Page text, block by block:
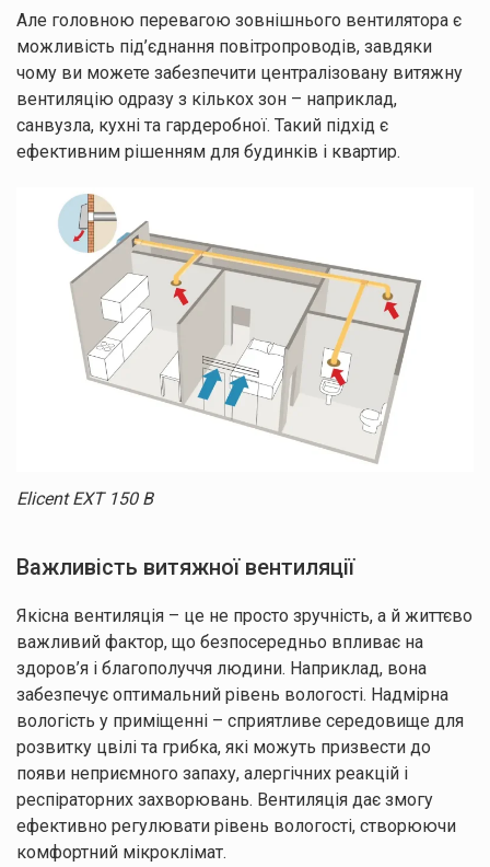
Але головною перевагою зовнішнього вентилятора є
можливість під’єднання повітропроводів, завдяки
чому ви можете забезпечити централізовану витяжну
вентиляцію одразу з кількох зон – наприклад,
санвузла, кухні та гардеробної. Такий підхід є
ефективним рішенням для будинків і квартир.
Elicent EXT 150 B
Важливість витяжної вентиляції
Якісна вентиляція – це не просто зручність, а й життєво
важливий фактор, що безпосередньо впливає на
здоров’я і благополуччя людини. Наприклад, вона
забезпечує оптимальний рівень вологості. Надмірна
вологість у приміщенні – сприятливе середовище для
розвитку цвілі та грибка, які можуть призвести до
появи неприємного запаху, алергічних реакцій і
респіраторних захворювань. Вентиляція дає змогу
ефективно регулювати рівень вологості, створюючи
комфортний мікроклімат.
Дякуємо
за заявку!
Ваші дані
успішно
надіслані!
Залишайте заявку
Ми зв’яжемося з вами найближчим часом.
Натискаючи кнопку “Надіслати”, ви погоджуєтесь зПравилами обробки
персональних даних